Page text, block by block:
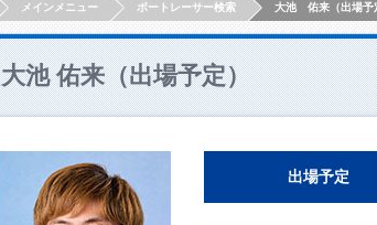
HOMEメインメニュー ボートレーサー検索 大池 佑来（出場予
大池 佑来（出場予定）
出場予定